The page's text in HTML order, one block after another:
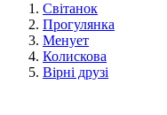
Світанок
Прогулянка
Менует
Колискова
Вірні друзі